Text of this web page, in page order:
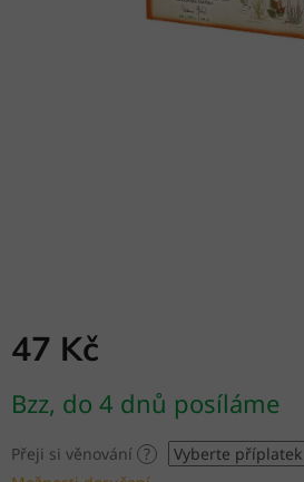
47 Kč
cena:
Bzz, do 4 dnů posíláme
Přeji si věnování ?